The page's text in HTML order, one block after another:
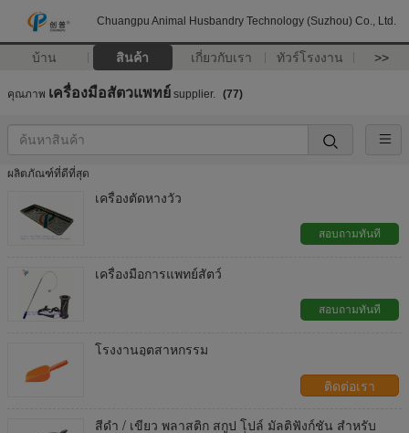
Chuangpu Animal Husbandry Technology (Suzhou) Co., Ltd.
บ้าน สินค้า เกี่ยวกับเรา ทัวร์โรงงาน >>
คุณภาพ เครื่องมือสัตวแพทย์ supplier. (77)
ผลิตภัณฑ์ที่ดีที่สุด
เครื่องตัดหางวัว
สอบถามทันที
เครื่องมือการแพทย์สัตว์
สอบถามทันที
โรงงานอุตสาหกรรม
ติดต่อเรา
สีดํา / เขียว พลาสติก สกูป โปล์ มัลติฟังก์ชัน สําหรับ